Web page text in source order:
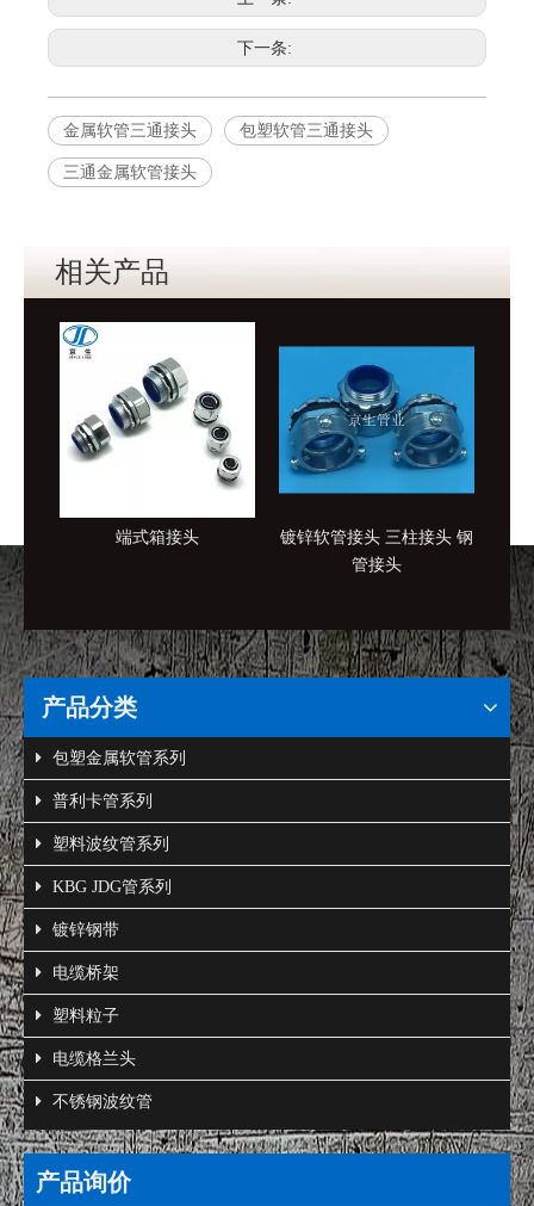
下一条:
金属软管三通接头 包塑软管三通接头
三通金属软管接头
相关产品
端式箱接头
镀锌软管接头 三柱接头 钢
管接头
产品分类
包塑金属软管系列
普利卡管系列
塑料波纹管系列
KBG JDG管系列
镀锌钢带
电缆桥架
塑料粒子
电缆格兰头
不锈钢波纹管
产品询价